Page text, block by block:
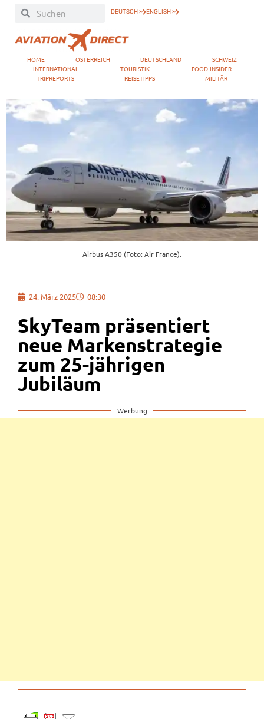
DEUTSCH » ENGLISH »
HOME ÖSTERREICH DEUTSCHLAND
SCHWEIZ
INTERNATIONAL
TOURISTIK
FOOD-INSIDER
TRIPREPORTS
REISETIPPS MILITÄR
Airbus A350 (Foto: Air France).
24. März 2025 08:30
SkyTeam präsentiert
neue Markenstrategie
zum 25-jährigen
Jubiläum
Werbung